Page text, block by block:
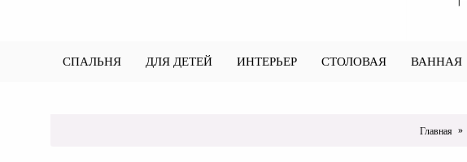
СПАЛЬНЯ ДЛЯ ДЕТЕЙ ИНТЕРЬЕР СТОЛОВАЯ ВАННАЯ
Главная